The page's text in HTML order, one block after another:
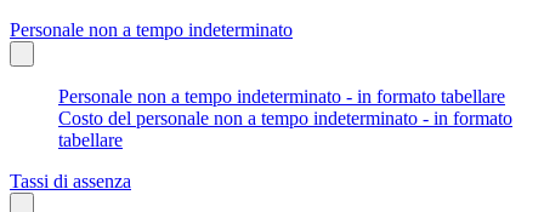
Personale non a tempo indeterminato
Personale non a tempo indeterminato - in formato tabellare
Costo del personale non a tempo indeterminato - in formato
tabellare
Tassi di assenza